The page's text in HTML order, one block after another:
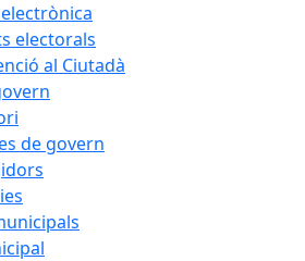
electorals
al Ciutadà
de govern